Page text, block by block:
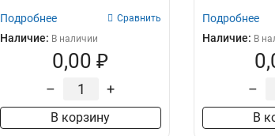
Подробнее Сравнить
Наличие: В наличии
0,00 ₽
– +
В корзину
Подробнее
Наличие: В
–
В